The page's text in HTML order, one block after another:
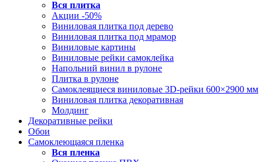
Вся плитка
Акции -50%
Виниловая плитка под дерево
Виниловая плитка под мрамор
Виниловые картины
Виниловые рейки самоклейка
Напольний винил в рулоне
Плитка в рулоне
Самоклеящиеся виниловые 3D‑рейки 600×2900 мм
Виниловая плитка декоративная
Молдинг
Декоративные рейки
Обои
Самоклеющаяся пленка
Вся пленка